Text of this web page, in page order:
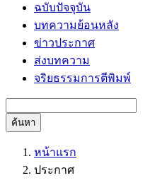
ฉบับปัจจุบัน
บทความย้อนหลัง
ข่าวประกาศ
ส่งบทความ
จริยธรรมการตีพิมพ์
ค้นหา
หน้าแรก
ประกาศ